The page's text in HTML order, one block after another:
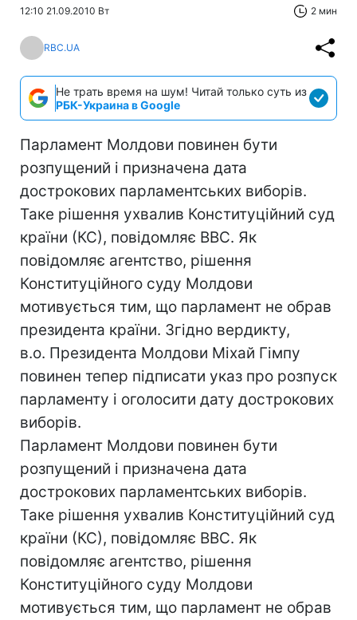
12:10 21.09.2010 Вт 2 мин
RBC.UA
Не трать время на шум! Читай только суть из
РБК-Украина в Google
Парламент Молдови повинен бути
розпущений і призначена дата
дострокових парламентських виборів.
Таке рішення ухвалив Конституційний суд
країни (КС), повідомляє ВВС. Як
повідомляє агентство, рішення
Конституційного суду Молдови
мотивується тим, що парламент не обрав
президента країни. Згідно вердикту,
в.о. Президента Молдови Міхай Гімпу
повинен тепер підписати указ про розпуск
парламенту і оголосити дату дострокових
виборів.
Парламент Молдови повинен бути
розпущений і призначена дата
дострокових парламентських виборів.
Таке рішення ухвалив Конституційний суд
країни (КС), повідомляє ВВС. Як
повідомляє агентство, рішення
Конституційного суду Молдови
мотивується тим, що парламент не обрав